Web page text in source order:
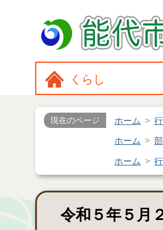
くらし
現在のページ ホーム
ホーム
ホーム
令和５年５月